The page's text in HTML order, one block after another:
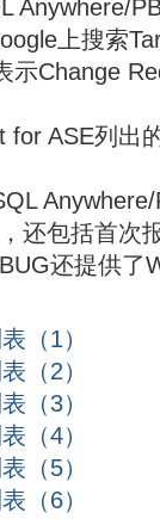
Anywhere/
上搜索
示Change
for ASE列出
还包括首次
还提供了
（1）
（2）
（3）
（4）
（5）
（6）